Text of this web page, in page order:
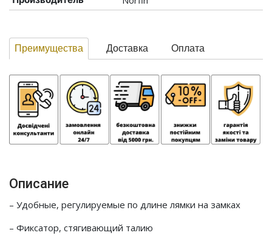
Преимущества Доставка Оплата
Описание
– Удобные, регулируемые по длине лямки на замках
– Фиксатор, стягивающий талию